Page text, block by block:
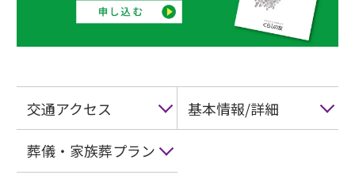
交通アクセス 基本情報/詳細
葬儀・家族葬プラン